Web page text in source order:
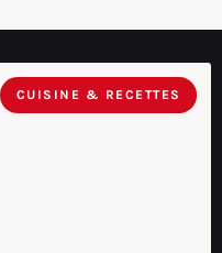
CUISINE & RECETTES